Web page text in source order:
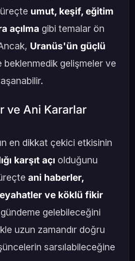
umut, keşif, eğitim
açılma gibi temalar ön
Uranüs'ün güçlü
beklenmedik gelişmeler ve
ve Ani Kararlar
en dikkat çekici etkisinin
karşıt açı olduğunu
ani haberler,
ve köklü fikir
gündeme gelebileceğini
uzun zamandır doğru
sarsılabileceğine